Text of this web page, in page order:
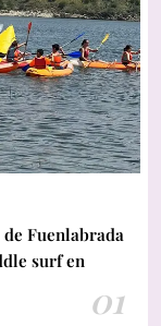
Fuenlabrada
surf en
01